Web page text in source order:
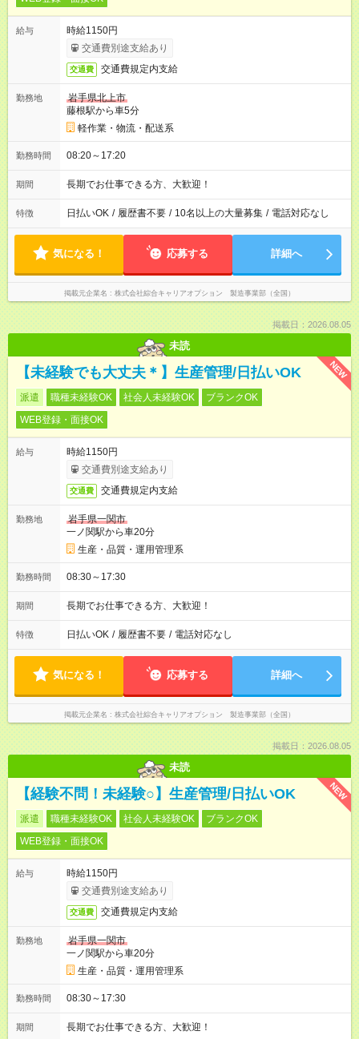
給与
時給1150円
交通費別途支給あり
交通費 交通費規定内支給
勤務地
岩手県北上市
藤根駅から車5分
軽作業・物流・配送系
勤務時間 08:20～17:20
期間 長期でお仕事できる方、大歓迎！
特徴 日払いOK / 履歴書不要 / 10名以上の大量募集 / 電話対応なし
気になる！ 応募する 詳細へ
掲載元企業名 株式会社綜合キャリアオプション 製造事業部（全国）
掲載日：2026.08.05
未読
NEW
【未経験でも大丈夫＊】生産管理/日払いOK
派遣 職種未経験OK 社会人未経験OK
ブランクOK
WEB登録・面接OK
給与
時給1150円
交通費別途支給あり
交通費 交通費規定内支給
勤務地
岩手県一関市
一ノ関駅から車20分
生産・品質・運用管理系
勤務時間 08:30～17:30
期間 長期でお仕事できる方、大歓迎！
特徴 日払いOK / 履歴書不要 / 電話対応なし
気になる！ 応募する 詳細へ
掲載元企業名 株式会社綜合キャリアオプション 製造事業部（全国）
掲載日：2026.08.05
未読
NEW
【経験不問！未経験○】生産管理/日払いOK
派遣 職種未経験OK 社会人未経験OK
ブランクOK
WEB登録・面接OK
給与
時給1150円
交通費別途支給あり
交通費 交通費規定内支給
勤務地
岩手県一関市
一ノ関駅から車20分
生産・品質・運用管理系
勤務時間 08:30～17:30
期間 長期でお仕事できる方、大歓迎！